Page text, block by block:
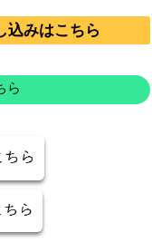
込みはこちら
ら